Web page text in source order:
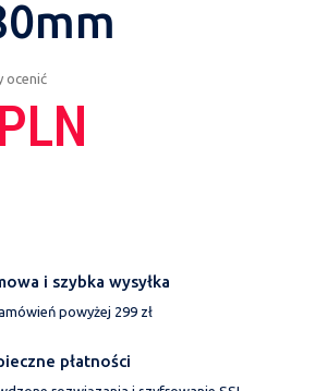
ocenić
i szybka wysyłka
powyżej 299 zł
płatności